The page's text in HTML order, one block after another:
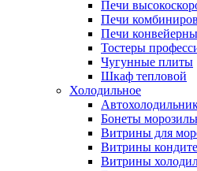
Печи
Печи
Печи
Тостеры
Чугунные плиты
Шкаф тепловой
Холодильное
Бонеты
Витрины для
Витрины
Витрины